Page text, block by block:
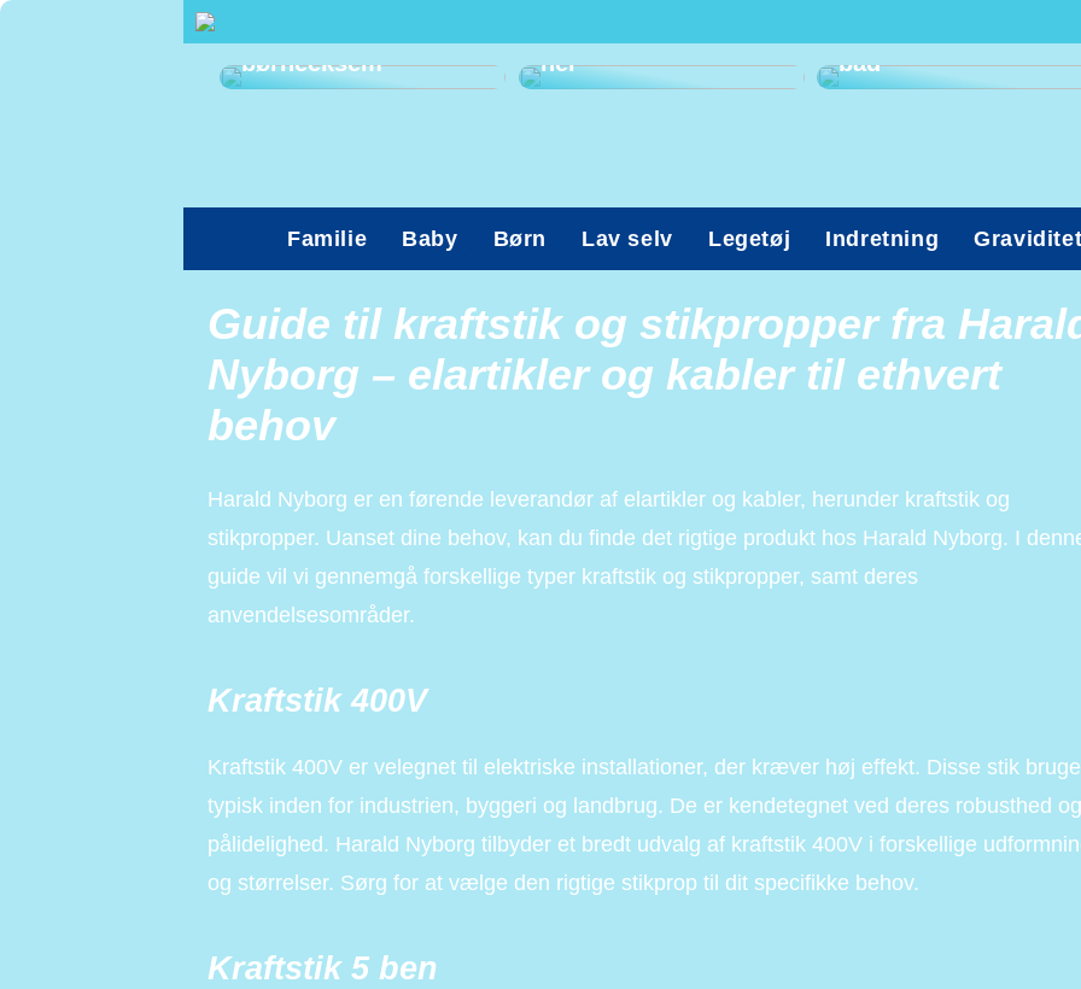
afhjælpe
børneeksem
tandlæge? Kig med
her
Ohøj! Det er tid til
bad
Familie Baby Børn Lav selv Legetøj Indretning
Guide til kraftstik og stikpropper fra
Nyborg – elartikler og kabler til ethvert
behov
Harald Nyborg er en førende leverandør af elartikler og kabler, herunder kraftstik og
stikpropper. Uanset dine behov, kan du finde det rigtige produkt hos Harald Nyborg. I
guide vil vi gennemgå forskellige typer kraftstik og stikpropper, samt deres
anvendelsesområder.
Kraftstik 400V
Kraftstik 400V er velegnet til elektriske installationer, der kræver høj effekt. Disse stik
typisk inden for industrien, byggeri og landbrug. De er kendetegnet ved deres robusthed og
pålidelighed. Harald Nyborg tilbyder et bredt udvalg af kraftstik 400V i forskellige
og størrelser. Sørg for at vælge den rigtige stikprop til dit specifikke behov.
Kraftstik 5 ben